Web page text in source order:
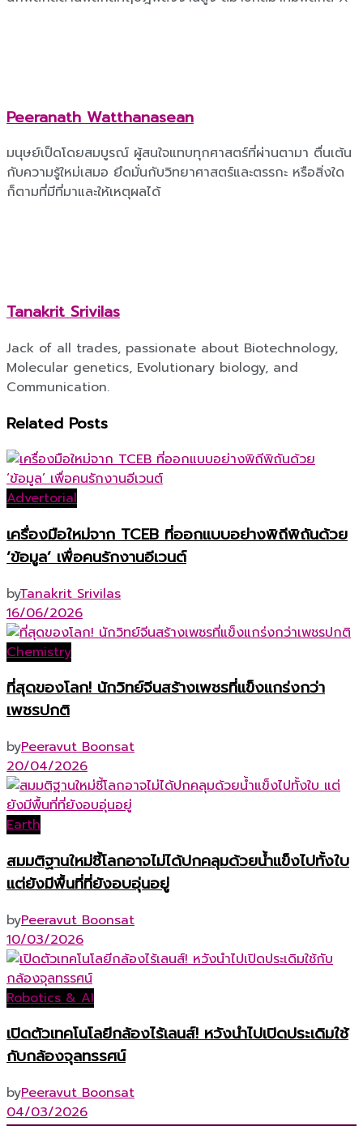
Peeranath Watthanasean
มนุษย์เป็ดโดยสมบูรณ์ ผู้สนใจแทบทุกศาสตร์ที่ผ่านตามา ตื่นเต้น
กับความรู้ใหม่เสมอ ยึดมั่นกับวิทยาศาสตร์และตรรกะ หรือสิ่งใด
ก็ตามที่มีที่มาและให้เหตุผลได้
Tanakrit Srivilas
Jack of all trades, passionate about Biotechnology,
Molecular genetics, Evolutionary biology, and
Communication.
Related Posts
Advertorial
เครื่องมือใหม่จาก TCEB ที่ออกแบบอย่างพิถีพิถันด้วย
‘ข้อมูล’ เพื่อคนรักงานอีเวนต์
byTanakrit Srivilas
16/06/2026
Chemistry
ที่สุดของโลก! นักวิทย์จีนสร้างเพชรที่แข็งแกร่งกว่า
เพชรปกติ
byPeeravut Boonsat
20/04/2026
Earth
สมมติฐานใหม่ชี้โลกอาจไม่ได้ปกคลุมด้วยน้ำแข็งไปทั้งใบ
แต่ยังมีพื้นที่ที่ยังอบอุ่นอยู่
byPeeravut Boonsat
10/03/2026
Robotics & AI
เปิดตัวเทคโนโลยีกล้องไร้เลนส์! หวังนำไปเปิดประเดิมใช้
กับกล้องจุลทรรศน์
byPeeravut Boonsat
04/03/2026